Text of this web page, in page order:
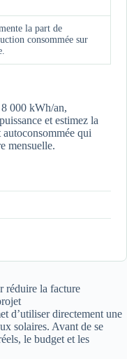
la part de
consommée sur
000 kWh/an,
et estimez la
autoconsommée qui
mensuelle.
d’utiliser directement une
solaires. Avant de se
le budget et les